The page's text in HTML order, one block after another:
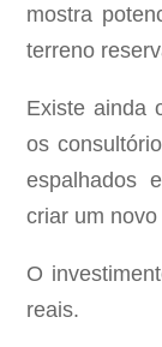
mostra
terreno
Existe ainda
os
espalhados
criar um
O
reais.